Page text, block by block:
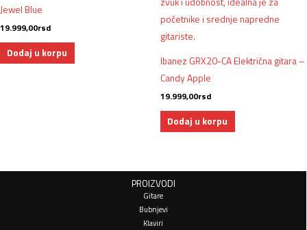
Jewel Blue
19.999,00rsd
Dodaj u korpu
Ibanez GRX20-CA Električna gitara –
Candy Apple
19.999,00rsd
Dodaj u korpu
PROIZVODI
Gitare
Bubnjevi
Klaviri